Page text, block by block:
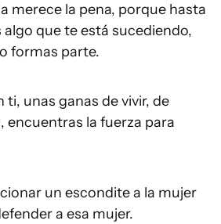
merece la pena, porque hasta
que te está sucediendo,
formas parte.
ti, unas ganas de vivir, de
encuentras la fuerza para
un escondite a la mujer
a esa mujer.